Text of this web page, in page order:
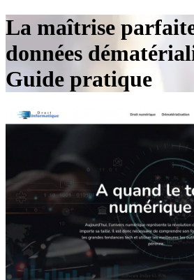
La maîtrise
données
Guide pratique